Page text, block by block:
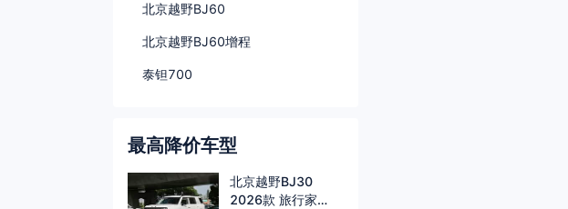
北京越野BJ60
北京越野BJ60增程
泰钽700
最高降价车型
北京越野BJ30
2026款 旅行家